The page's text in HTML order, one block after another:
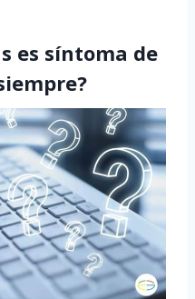
es síntoma de